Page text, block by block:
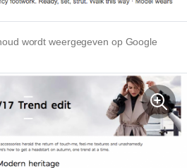
wordt weergegeven op Google